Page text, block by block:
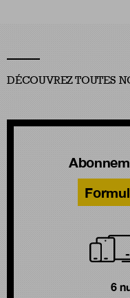
DÉCOUVREZ TOUTES
6